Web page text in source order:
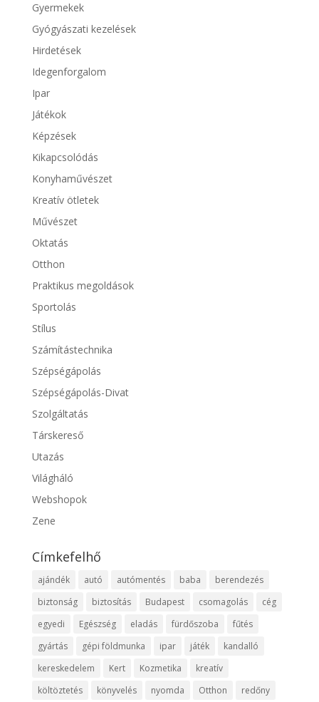
Gyermekek
Gyógyászati kezelések
Hirdetések
Idegenforgalom
Ipar
Játékok
Képzések
Kikapcsolódás
Konyhaművészet
Kreatív ötletek
Művészet
Oktatás
Otthon
Praktikus megoldások
Sportolás
Stílus
Számítástechnika
Szépségápolás
Szépségápolás-Divat
Szolgáltatás
Társkereső
Utazás
Világháló
Webshopok
Zene
Címkefelhő
ajándék autó autómentés baba
berendezés
biztonság
biztosítás Budapest csomagolás
cég
egyedi
Egészség eladás fürdőszoba
fűtés
gyártás
gépi földmunka ipar játék
kandalló
kereskedelem
Kert Kozmetika
kreatív
költöztetés
könyvelés nyomda Otthon redőny